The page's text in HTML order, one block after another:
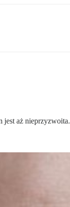
aż nieprzyzwoita.